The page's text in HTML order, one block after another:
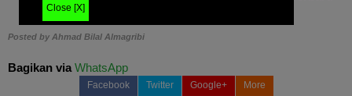
Close [X]
Posted by Ahmad Bilal Almagribi
Bagikan via WhatsApp
Facebook Twitter Google+ More